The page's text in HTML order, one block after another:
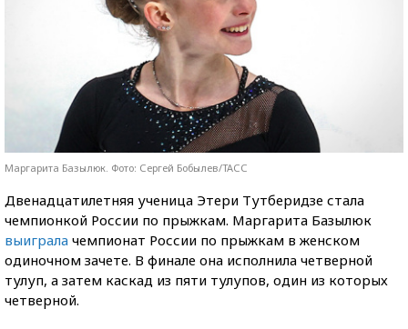
Маргарита Базылюк. Фото: Сергей Бобылев/ТАСС
Двенадцатилетняя ученица Этери Тутберидзе стала
чемпионкой России по прыжкам. Маргарита Базылюк
выиграла чемпионат России по прыжкам в женском
одиночном зачете. В финале она исполнила четверной
тулуп, а затем каскад из пяти тулупов, один из которых
четверной.